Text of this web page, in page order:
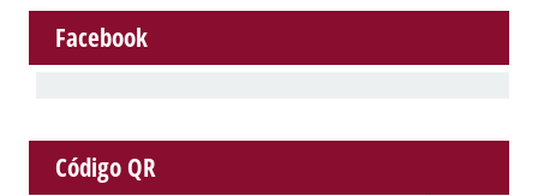
Facebook
Código QR